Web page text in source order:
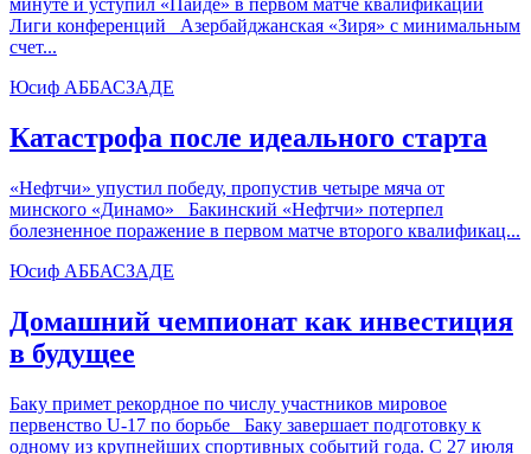
минуте и уступил «Пайде» в первом матче квалификации
Лиги конференций Азербайджанская «Зиря» с минимальным
счет...
Юсиф АББАСЗАДЕ
Катастрофа после идеального старта
«Нефтчи» упустил победу, пропустив четыре мяча от
минского «Динамо» Бакинский «Нефтчи» потерпел
болезненное поражение в первом матче второго квалификац...
Юсиф АББАСЗАДЕ
Домашний чемпионат как инвестиция
в будущее
Баку примет рекордное по числу участников мировое
первенство U-17 по борьбе Баку завершает подготовку к
одному из крупнейших спортивных событий года. С 27 июля